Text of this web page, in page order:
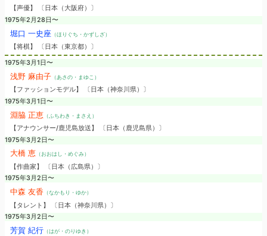
【声優】 〔日本（大阪府）〕
1975年2月28日〜
堀口 一史座 （ほりぐち・かずしざ）
【将棋】 〔日本（東京都）〕
1975年3月1日〜
浅野 麻由子（あさの・まゆこ）
【ファッションモデル】 〔日本（神奈川県）〕
1975年3月1日〜
淵脇 正恵 （ふちわき・まさえ）
【アナウンサー/鹿児島放送】 〔日本（鹿児島県）〕
1975年3月2日〜
大橋 恵 （おおはし・めぐみ）
【作曲家】 〔日本（広島県）〕
1975年3月2日〜
中森 友香 （なかもり・ゆか）
【タレント】 〔日本（神奈川県）〕
1975年3月2日〜
芳賀 紀行（はが・のりゆき）